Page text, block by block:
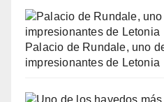
Palacio de Rundale, uno
impresionantes de Letonia